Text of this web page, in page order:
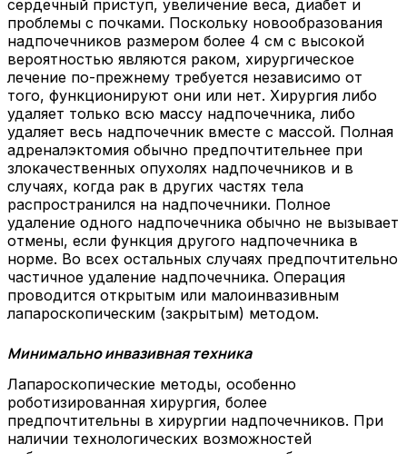
сердечный приступ, увеличение веса, диабет и
проблемы с почками. Поскольку новообразования
надпочечников размером более 4 см с высокой
вероятностью являются раком, хирургическое
лечение по-прежнему требуется независимо от
того, функционируют они или нет. Хирургия либо
удаляет только всю массу надпочечника, либо
удаляет весь надпочечник вместе с массой. Полная
адреналэктомия обычно предпочтительнее при
злокачественных опухолях надпочечников и в
случаях, когда рак в других частях тела
распространился на надпочечники. Полное
удаление одного надпочечника обычно не вызывает
отмены, если функция другого надпочечника в
норме. Во всех остальных случаях предпочтительно
частичное удаление надпочечника. Операция
проводится открытым или малоинвазивным
лапароскопическим (закрытым) методом.
Минимально инвазивная техника
Лапароскопические методы, особенно
роботизированная хирургия, более
предпочтительны в хирургии надпочечников. При
наличии технологических возможностей